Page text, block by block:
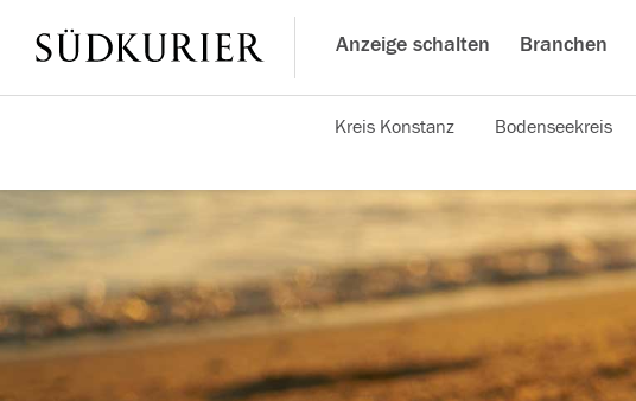
Anzeige schalten Branchen
Kreis Konstanz Bodenseekreis